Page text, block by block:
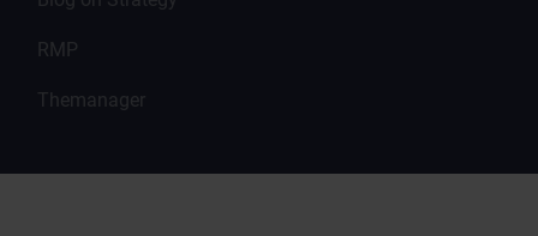
RMP
Themanager